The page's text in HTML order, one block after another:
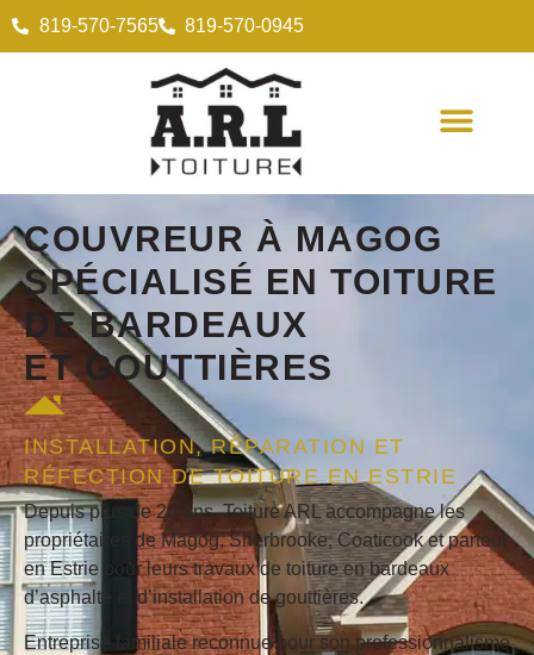
819-570-7565 819-570-0945
COUVREUR À MAGOG
SPÉCIALISÉ EN TOITURE
DE BARDEAUX
ETGOUTTIÈRES
INSTALLATION, RÉPARATION ET
RÉFECTION DE TOITURE EN ESTRIE
Depuis plus de 20 ans, Toiture ARL accompagne les
propriétaires de Magog, Sherbrooke, Coaticook et partout
en Estrie pour leurs travaux de toiture en bardeaux
d’asphalte et d’installation de gouttières.
Entreprise familiale reconnue pour son professionnalisme